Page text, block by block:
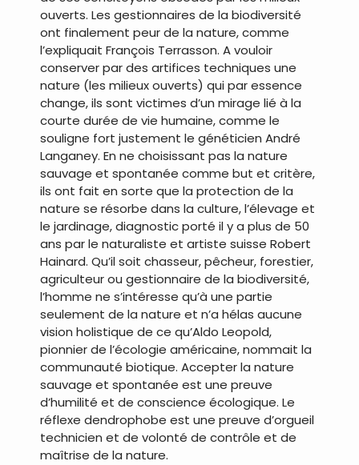
ouverts. Les gestionnaires de la biodiversité
ont finalement peur de la nature, comme
l’expliquait François Terrasson. A vouloir
conserver par des artifices techniques une
nature (les milieux ouverts) qui par essence
change, ils sont victimes d’un mirage lié à la
courte durée de vie humaine, comme le
souligne fort justement le généticien André
Langaney. En ne choisissant pas la nature
sauvage et spontanée comme but et critère,
ils ont fait en sorte que la protection de la
nature se résorbe dans la culture, l’élevage et
le jardinage, diagnostic porté il y a plus de 50
ans par le naturaliste et artiste suisse Robert
Hainard. Qu’il soit chasseur, pêcheur, forestier,
agriculteur ou gestionnaire de la biodiversité,
l’homme ne s’intéresse qu’à une partie
seulement de la nature et n’a hélas aucune
vision holistique de ce qu’Aldo Leopold,
pionnier de l’écologie américaine, nommait la
communauté biotique. Accepter la nature
sauvage et spontanée est une preuve
d’humilité et de conscience écologique. Le
réflexe dendrophobe est une preuve d’orgueil
technicien et de volonté de contrôle et de
maîtrise de la nature.